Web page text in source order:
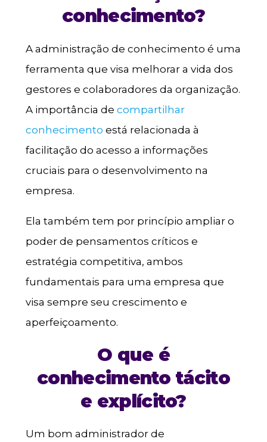
conhecimento?
A administração de conhecimento é uma
ferramenta que visa melhorar a vida dos
gestores e colaboradores da organização.
A importância de compartilhar
conhecimento está relacionada à
facilitação do acesso a informações
cruciais para o desenvolvimento na
empresa.
Ela também tem por princípio ampliar o
poder de pensamentos críticos e
estratégia competitiva, ambos
fundamentais para uma empresa que
visa sempre seu crescimento e
aperfeiçoamento.
O que é
conhecimento tácito
e explícito?
Um bom administrador de